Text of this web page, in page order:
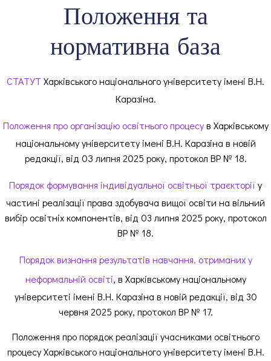
Положення та
нормативна база
СТАТУТ Харківського національного університету імені В.Н.
Каразіна.
Положення про організацію освітнього процесув Харківському
національному університету імені В.Н. Каразіна в новій
редакції, від 0З липня 2025 року, протокол ВР № 18.
Порядок формування індивідуальної освітньої траєкторіїу
частині реалізації права здобувача вищої освіти на вільний
вибір освітніх компонентів, від 03 липня 2025 року, протокол
ВР № 18.
Порядок визнання результатів навчання, отриманих у
неформальній освіті, в Харківському національному
університеті імені В.Н. Каразіна в новій редакції, від 30
червня 2025 року, протокол ВР № 17.
Положення про порядок реалізації учасниками освітнього
процесу Харківського національного університету імені В.Н.